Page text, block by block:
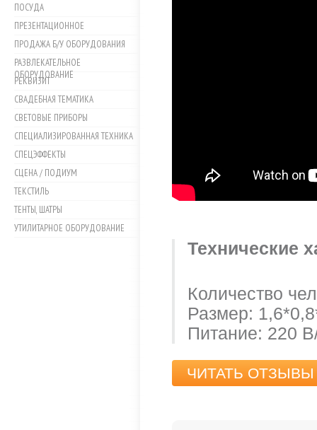
ПОСУДА
ПРЕЗЕНТАЦИОННОЕ
ПРОДАЖА Б/У ОБОРУДОВАНИЯ
РАЗВЛЕКАТЕЛЬНОЕ
ОБОРУДОВАНИЕ
РЕКВИЗИТ
СВАДЕБНАЯ ТЕМАТИКА
СВЕТОВЫЕ ПРИБОРЫ
СПЕЦИАЛИЗИРОВАННАЯ ТЕХНИКА
СПЕЦЭФФЕКТЫ
СЦЕНА / ПОДИУМ
ТЕКСТИЛЬ
ТЕНТЫ, ШАТРЫ
УТИЛИТАРНОЕ ОБОРУДОВАНИЕ
Технические
Количество
Размер:
Питание: 220
ЧИТАТЬ ОТЗЫВЫ